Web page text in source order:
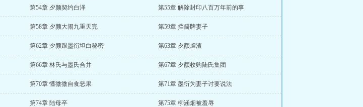
第54章 夕颜契约白泽 第55章 解除封印八百万年前的事
第58章 夕颜大闹九重天完 第59章 挡箭牌妻子
第62章 夕颜跟墨衍坦白秘密 第63章 夕颜虐渣
第66章 林氏与墨氏合并 第67章 夕颜收购陆氏集团
第70章 懂微微自食恶果 第71章 墨衍为妻子讨要说法
第74章 陆母卒 第75章 柳涵烟被羞辱